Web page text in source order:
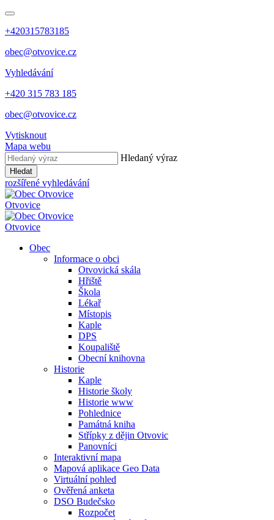
+420315783185
obec@otvovice.cz
Vyhledávání
+420 315 783 185
obec@otvovice.cz
Vytisknout
Mapa webu
Hledaný výraz
Hledat
rozšířené vyhledávání
Otvovice
Otvovice
Obec
Informace o obci
Otvovická skála
Hřiště
Škola
Lékař
Místopis
Kaple
DPS
Koupaliště
Obecní knihovna
Historie
Kaple
Historie školy
Historie www
Pohlednice
Památná kniha
Střípky z dějin Otvovic
Panovníci
Interaktivní mapa
Mapová aplikace Geo Data
Virtuální pohled
Ověřená anketa
DSO Budečsko
Rozpočet